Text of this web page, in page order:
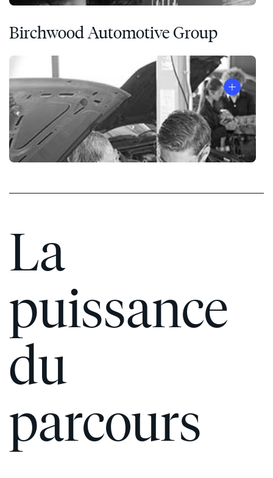
Habitudes
Des
Très
Efficaces
FranklinCovey
Birchwood Automotive Group
Les
Habitudes
La
puissance
du
parcours